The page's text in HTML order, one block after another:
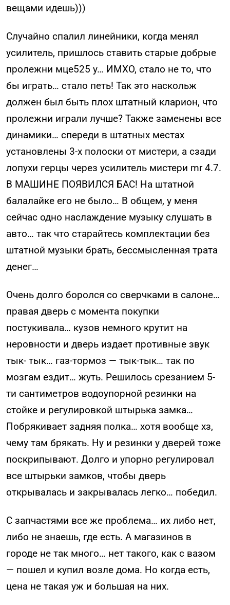
вещами идешь)))
Случайно спалил линейники, когда менял
усилитель, пришлось ставить старые добрые
пролежни мце525 у… ИМХО, стало не то, что
бы играть… стало петь! Так это наскольж
должен был быть плох штатный кларион, что
пролежни играли лучше? Также заменены все
динамики… спереди в штатных местах
установлены 3-х полоски от мистери, а сзади
лопухи герцы через усилитель мистери mr 4.7.
В МАШИНЕ ПОЯВИЛСЯ БАС! На штатной
балалайке его не было… В общем, у меня
сейчас одно наслаждение музыку слушать в
авто… так что старайтесь комплектации без
штатной музыки брать, бессмысленная трата
денег…
Очень долго боролся со сверчками в салоне…
правая дверь с момента покупки
постукивала… кузов немного крутит на
неровности и дверь издает противные звук
тык- тык… газ-тормоз — тык-тык… так по
мозгам ездит… жуть. Решилось срезанием 5-
ти сантиметров водоупорной резинки на
стойке и регулировкой штырька замка…
Побрякивает задняя полка… хотя вообще хз,
чему там брякать. Ну и резинки у дверей тоже
поскрипывают. Долго и упорно регулировал
все штырьки замков, чтобы дверь
открывалась и закрывалась легко… победил.
С запчастями все же проблема… их либо нет,
либо не знаешь, где есть. А магазинов в
городе не так много… нет такого, как с вазом
— пошел и купил возле дома. Но когда есть,
цена не такая уж и большая на них.